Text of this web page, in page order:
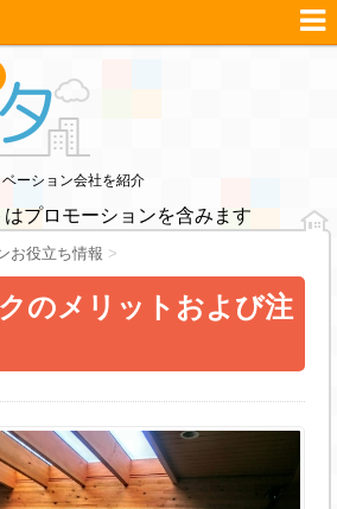
ーション会社を紹介
プロモーションを含みます
お役立ち情報 >
のメリットおよび注